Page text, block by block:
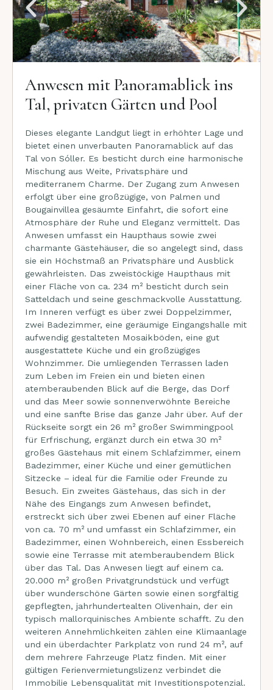
Anwesen mit Panoramablick ins
Tal, privaten Gärten und Pool
Dieses elegante Landgut liegt in erhöhter Lage und
bietet einen unverbauten Panoramablick auf das
Tal von Sóller. Es besticht durch eine harmonische
Mischung aus Weite, Privatsphäre und
mediterranem Charme. Der Zugang zum Anwesen
erfolgt über eine großzügige, von Palmen und
Bougainvillea gesäumte Einfahrt, die sofort eine
Atmosphäre der Ruhe und Eleganz vermittelt. Das
Anwesen umfasst ein Haupthaus sowie zwei
charmante Gästehäuser, die so angelegt sind, dass
sie ein Höchstmaß an Privatsphäre und Ausblick
gewährleisten. Das zweistöckige Haupthaus mit
einer Fläche von ca. 234 m² besticht durch sein
Satteldach und seine geschmackvolle Ausstattung.
Im Inneren verfügt es über zwei Doppelzimmer,
zwei Badezimmer, eine geräumige Eingangshalle mit
aufwendig gestalteten Mosaikböden, eine gut
ausgestattete Küche und ein großzügiges
Wohnzimmer. Die umliegenden Terrassen laden
zum Leben im Freien ein und bieten einen
atemberaubenden Blick auf die Berge, das Dorf
und das Meer sowie sonnenverwöhnte Bereiche
und eine sanfte Brise das ganze Jahr über. Auf der
Rückseite sorgt ein 26 m² großer Swimmingpool
für Erfrischung, ergänzt durch ein etwa 30 m²
großes Gästehaus mit einem Schlafzimmer, einem
Badezimmer, einer Küche und einer gemütlichen
Sitzecke – ideal für die Familie oder Freunde zu
Besuch. Ein zweites Gästehaus, das sich in der
Nähe des Eingangs zum Anwesen befindet,
erstreckt sich über zwei Ebenen auf einer Fläche
von ca. 70 m² und umfasst ein Schlafzimmer, ein
Badezimmer, einen Wohnbereich, einen Essbereich
sowie eine Terrasse mit atemberaubendem Blick
über das Tal. Das Anwesen liegt auf einem ca.
20.000 m² großen Privatgrundstück und verfügt
über wunderschöne Gärten sowie einen sorgfältig
gepflegten, jahrhundertealten Olivenhain, der ein
typisch mallorquinisches Ambiente schafft. Zu den
weiteren Annehmlichkeiten zählen eine Klimaanlage
und ein überdachter Parkplatz von rund 24 m², auf
dem mehrere Fahrzeuge Platz finden. Mit einer
gültigen Ferienvermietungslizenz verbindet die
Immobilie Lebensqualität mit Investitionspotenzial.